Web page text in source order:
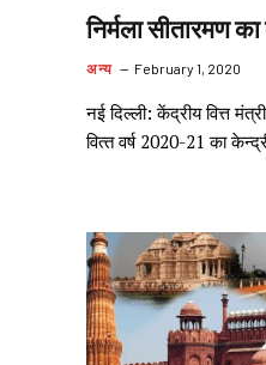
निर्मला सीतारमण
अन्य February 1, 2020
नई दिल्ली: केंद्रीय वित्त
वित्‍त वर्ष 2020-21 का